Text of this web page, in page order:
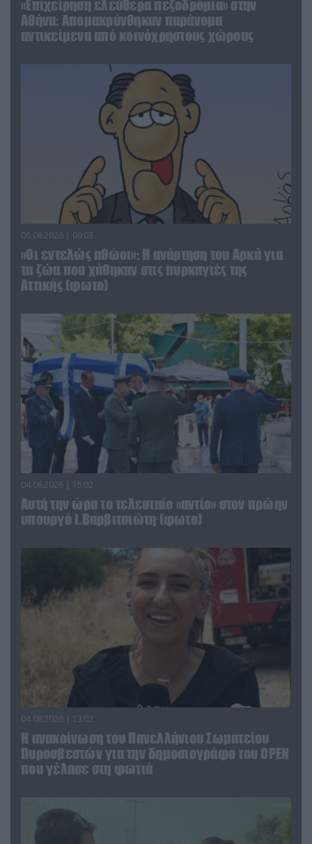
«Επιχείρηση ελεύθερα πεζοδρόμια» στην
Αθήνα: Απομακρύνθηκαν παράνομα
αντικείμενα από κοινόχρηστους χώρους
06.08.2026 | 09:03
«Οι εντελώς αθώοι»: Η ανάρτηση του Αρκά για
τα ζώα που χάθηκαν στις πυρκαγιές της
Αττικής (φωτο)
04.08.2026 | 15:02
Αυτή την ώρα το τελευταίο «αντίο» στον πρώην
υπουργό Ι.Βαρβιτσιώτη (φωτο)
04.08.2026 | 13:02
Η ανακοίνωση του Πανελλήνιου Σωματείου
Πυροσβεστών για την δημοσιογράφο του OPEN
που γέλασε στη φωτιά